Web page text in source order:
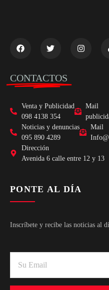
CONTACTOS
Venta y Publicidad
098 4138 354
Mail
Noticias y denuncias
095 890 4289
Mail
Dirección
Avenida 6 calle entre 12 y 13
PONTE AL DÍA
Inscríbete y recibe las noticias al